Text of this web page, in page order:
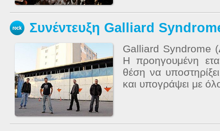
Συνέντευξη Galliard
Galliard Syndrome
Η προηγουμένη
θέση να
και υπογράψει με